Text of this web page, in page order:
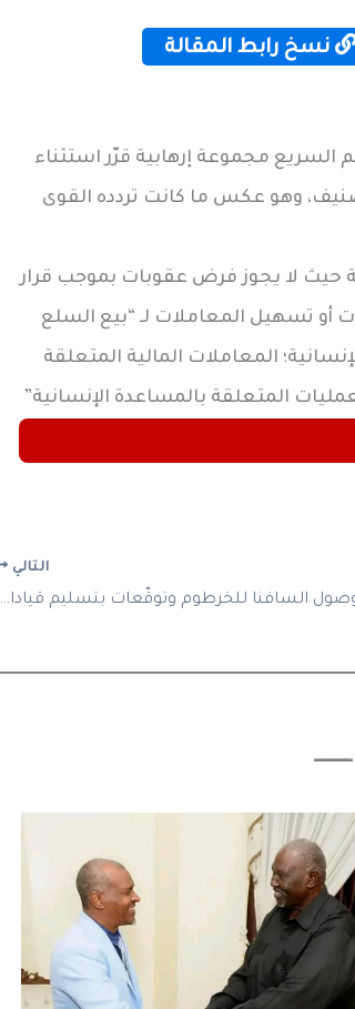
نسخ رابط المقالة
مجموعة إرهابية قرّر استثناء
وهو عكس ما كانت تردده القوى
حيث لا يجوز فرض عقوبات بموجب قرار
فيما يتعلق بالمعاملات أو تسهيل المعاملات لـ “بيع السلع
المعاملات المالية المتعلقة
المتعلقة بالمساعدة الإنسانية”
التالي
وصول السافنا للخرطوم وتوقّعات بتسليم قيادات بارزة من المليشيا للجيش